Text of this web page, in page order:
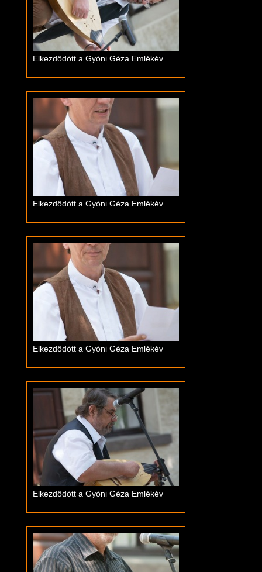
Elkezdődött a Gyóni Géza Emlékév
Elkezdődött a Gyóni Géza Emlékév
Elkezdődött a Gyóni Géza Emlékév
Elkezdődött a Gyóni Géza Emlékév